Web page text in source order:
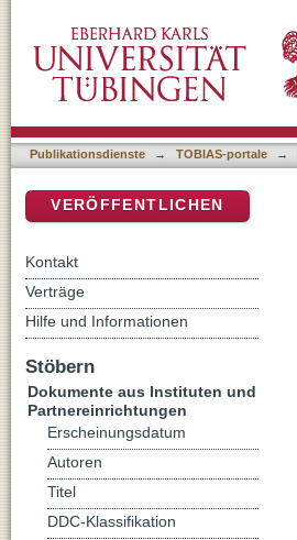
Publikationsdienste → TOBIAS-portale →
VERÖFFENTLICHEN
Kontakt
Verträge
Hilfe und Informationen
Stöbern
Dokumente aus Instituten und
Partnereinrichtungen
Erscheinungsdatum
Autoren
Titel
DDC-Klassifikation